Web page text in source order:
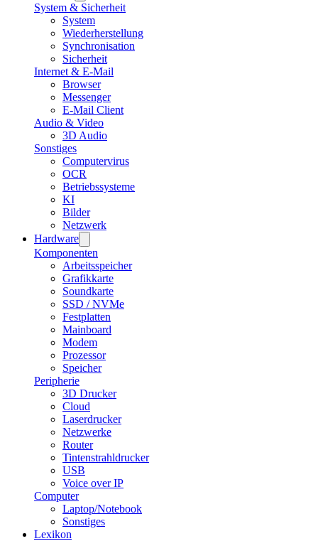
System & Sicherheit
System
Wiederherstellung
Synchronisation
Sicherheit
Internet & E-Mail
Browser
Messenger
E-Mail Client
Audio & Video
3D Audio
Sonstiges
Computervirus
OCR
Betriebssysteme
KI
Bilder
Netzwerk
Hardware
Komponenten
Arbeitsspeicher
Grafikkarte
Soundkarte
SSD / NVMe
Festplatten
Mainboard
Modem
Prozessor
Speicher
Peripherie
3D Drucker
Cloud
Laserdrucker
Netzwerke
Router
Tintenstrahldrucker
USB
Voice over IP
Computer
Laptop/Notebook
Sonstiges
Lexikon